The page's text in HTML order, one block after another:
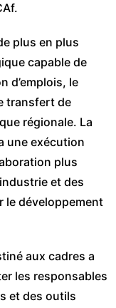
plus en plus
capable de
d’emplois, le
transfert de
régionale. La
une exécution
plus
et des
le développement
aux cadres a
les responsables
et des outils